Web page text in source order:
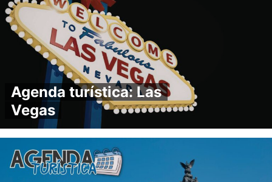
Agenda turística: Las
Vegas